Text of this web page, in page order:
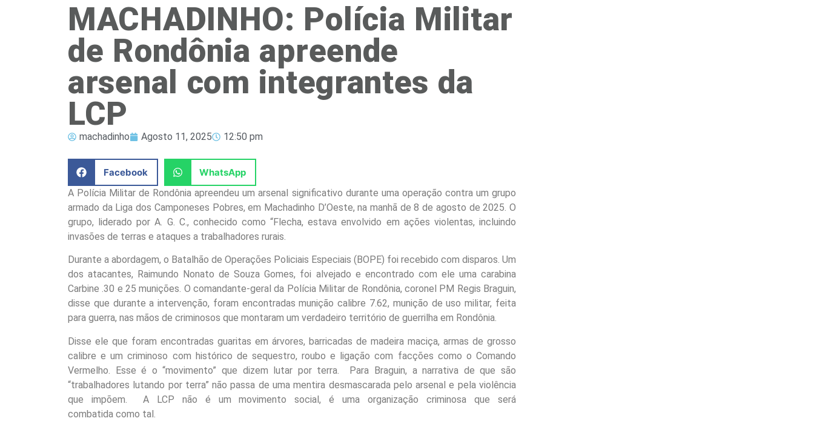
MACHADINHO: Polícia Militar
de Rondônia apreende
arsenal com integrantes da
LCP
machadinho Agosto 11, 2025 12:50 pm
Facebook
WhatsApp
A Polícia Militar de Rondônia apreendeu um arsenal significativo durante uma operação contra um grupo
armado da Liga dos Camponeses Pobres, em Machadinho D’Oeste, na manhã de 8 de agosto de 2025. O
grupo, liderado por A. G. C., conhecido como “Flecha, estava envolvido em ações violentas, incluindo
invasões de terras e ataques a trabalhadores rurais.
Durante a abordagem, o Batalhão de Operações Policiais Especiais (BOPE) foi recebido com disparos. Um
dos atacantes, Raimundo Nonato de Souza Gomes, foi alvejado e encontrado com ele uma carabina
Carbine .30 e 25 munições. O comandante-geral da Polícia Militar de Rondônia, coronel PM Regis Braguin,
disse que durante a intervenção, foram encontradas munição calibre 7.62, munição de uso militar, feita
para guerra, nas mãos de criminosos que montaram um verdadeiro território de guerrilha em Rondônia.
Disse ele que foram encontradas guaritas em árvores, barricadas de madeira maciça, armas de grosso
calibre e um criminoso com histórico de sequestro, roubo e ligação com facções como o Comando
Vermelho. Esse é o “movimento” que dizem lutar por terra. Para Braguin, a narrativa de que são
“trabalhadores lutando por terra” não passa de uma mentira desmascarada pelo arsenal e pela violência
que impõem. A LCP não é um movimento social, é uma organização criminosa que será
combatida como tal.